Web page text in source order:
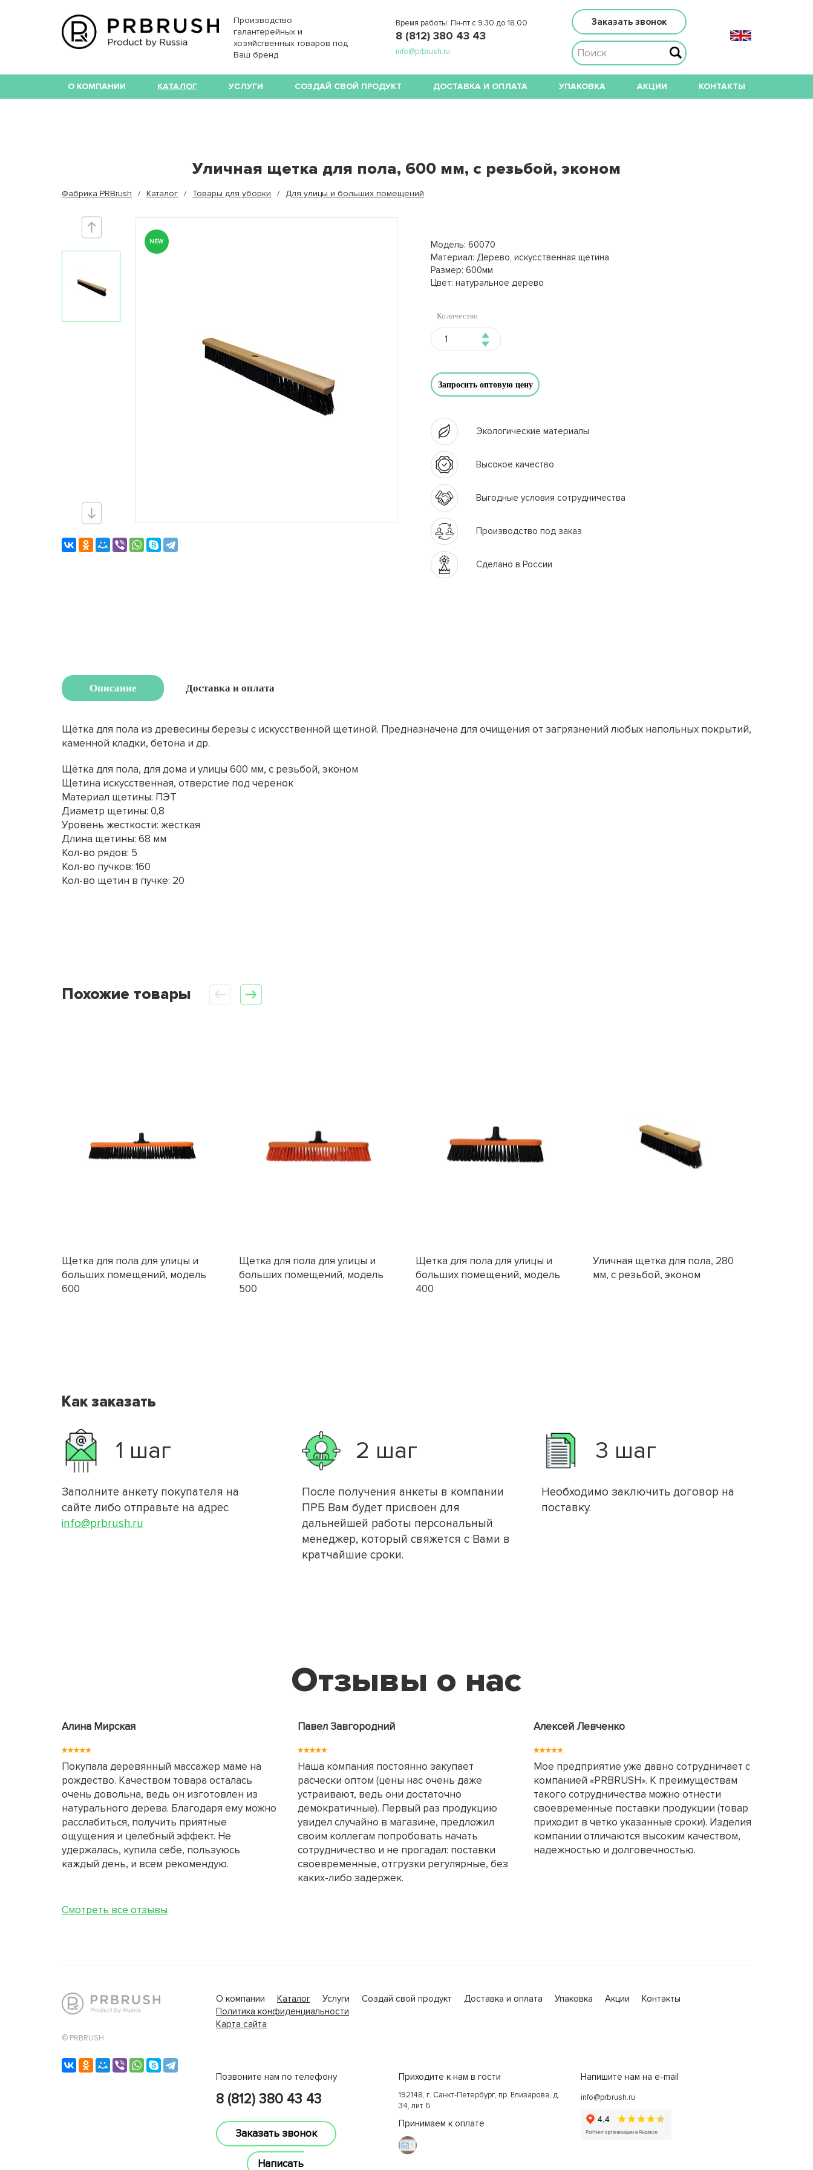
Производство
галантерейных и
хозяйственных товаров под
Ваш бренд
Время работы: Пн-пт с 9.30 до 18.00
8 (812) 380 43 43
info@prbrush.ru
Заказать звонок
О КОМПАНИИ КАТАЛОГ УСЛУГИ СОЗДАЙ СВОЙ ПРОДУКТ ДОСТАВКА И ОПЛАТА УПАКОВКА АКЦИИ КОНТАКТЫ
Уличная щетка для пола, 600 мм, с резьбой, эконом
Фабрика PRBrush Каталог Товары для уборки Для улицы и больших помещений
NEW
Модель: 60070
Материал: Дерево, искусственная щетина
Размер: 600мм
Цвет: натуральное дерево
Количество
Запросить оптовую цену
Экологические материалы
Высокое качество
Выгодные условия сотрудничества
Производство под заказ
Сделано в России
Описание Доставка и оплата
Щётка для пола из древесины березы с искусственной щетиной. Предназначена для очищения от загрязнений любых напольных покрытий,
каменной кладки, бетона и др.
Щётка для пола, для дома и улицы 600 мм, с резьбой, эконом
Щетина искусственная, отверстие под черенок
Материал щетины: ПЭТ
Диаметр щетины: 0,8
Уровень жесткости: жесткая
Длина щетины: 68 мм
Кол-во рядов: 5
Кол-во пучков: 160
Кол-во щетин в пучке: 20
Похожие товары
Щетка для пола для улицы и
больших помещений, модель
600
Щетка для пола для улицы и
больших помещений, модель
500
Щетка для пола для улицы и
больших помещений, модель
400
Уличная щетка для пола, 280
мм, с резьбой, эконом
Как заказать
1 шаг
Заполните анкету покупателя на
сайте либо отправьте на адрес
info@prbrush.ru
2 шаг
После получения анкеты в компании
ПРБ Вам будет присвоен для
дальнейшей работы персональный
менеджер, который свяжется с Вами в
кратчайшие сроки.
3 шаг
Необходимо заключить договор на
поставку.
Отзывы о нас
Алина Мирская
Покупала деревянный массажер маме на
рождество. Качеством товара осталась
очень довольна, ведь он изготовлен из
натурального дерева. Благодаря ему можно
расслабиться, получить приятные
ощущения и целебный эффект. Не
удержалась, купила себе, пользуюсь
каждый день, и всем рекомендую.
Павел Завгородний
Наша компания постоянно закупает
расчески оптом (цены нас очень даже
устраивают, ведь они достаточно
демократичные). Первый раз продукцию
увидел случайно в магазине, предложил
своим коллегам попробовать начать
сотрудничество и не прогадал: поставки
своевременные, отгрузки регулярные, без
каких-либо задержек.
Алексей Левченко
Мое предприятие уже давно сотрудничает с
компанией «PRBRUSH». К преимуществам
такого сотрудничества можно отнести
своевременные поставки продукции (товар
приходит в четко указанные сроки). Изделия
компании отличаются высоким качеством,
надежностью и долговечностью.
Смотреть все отзывы
© PRBRUSH
О компании Каталог Услуги Создай свой продукт Доставка и оплата Упаковка Акции
Контакты
Политика конфиденциальности
Карта сайта
Позвоните нам по телефону
8 (812) 380 43 43
Заказать звонок
Написать
Приходите к нам в гости
192148, г. Санкт-Петербург, пр. Елизарова, д.
34, лит. Б
Принимаем к оплате
Напишите нам на e-mail
info@prbrush.ru